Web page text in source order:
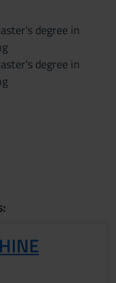
degree in
degree in